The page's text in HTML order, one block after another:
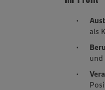
als
und